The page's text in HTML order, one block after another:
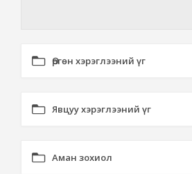
Өргөн хэрэглээний үг
Явцуу хэрэглээний үг
Аман зохиол